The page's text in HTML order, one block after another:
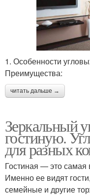
1. Особенности
Преимущества:
читать дальше →
Зеркальный
гостиную.
для разных
Гостиная — это самая
Именно ее видят
семейные и другие